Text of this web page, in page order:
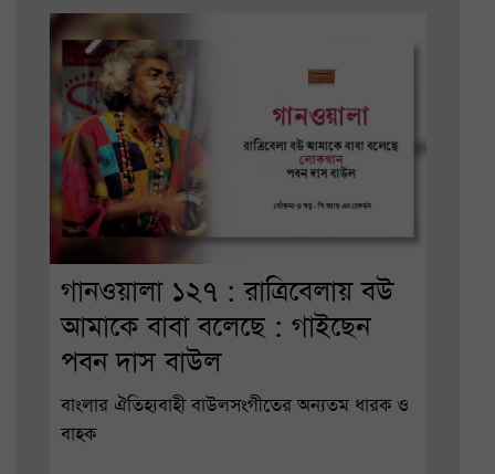
গানওয়ালা ১২৭ : রাত্রিবেলায় বউ
আমাকে বাবা বলেছে : গাইছেন
পবন দাস বাউল
বাংলার ঐতিহ্যবাহী বাউলসংগীতের অন্যতম ধারক ও
বাহক